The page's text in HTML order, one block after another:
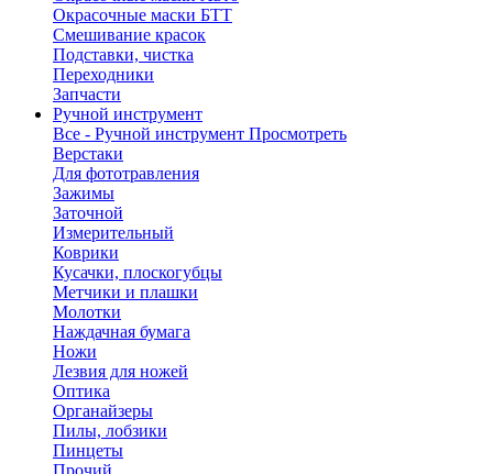
Окрасочные маски БТТ
Смешивание красок
Подставки, чистка
Переходники
Запчасти
Ручной инструмент
Все - Ручной инструмент Просмотреть
Верстаки
Для фототравления
Зажимы
Заточной
Измерительный
Коврики
Кусачки, плоскогубцы
Метчики и плашки
Молотки
Наждачная бумага
Ножи
Лезвия для ножей
Оптика
Органайзеры
Пилы, лобзики
Пинцеты
Прочий